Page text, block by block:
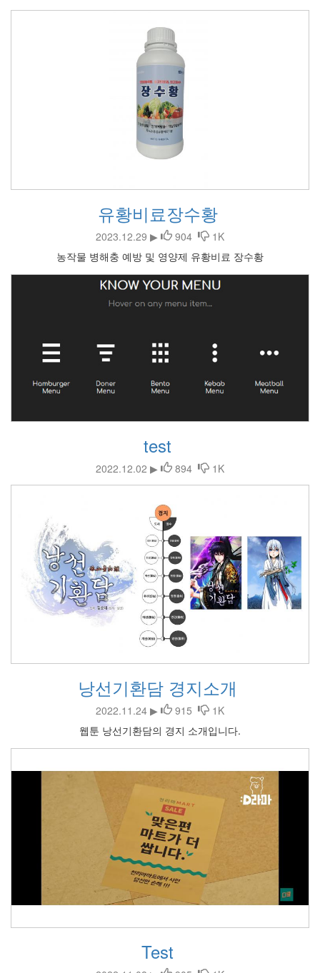
유황비료장수황
2023.12.29 ▶ 904
1K
농작물 병해충 예방 및 영양제 유황비료 장수황
test
2022.12.02 ▶ 894 1K
낭선기환담 경지소개
2022.11.24 ▶ 915
1K
웹툰 낭선기환담의 경지 소개입니다.
Test